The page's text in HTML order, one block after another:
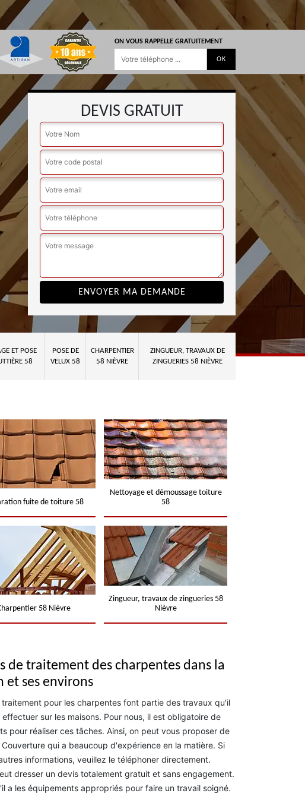
ON VOUS RAPPELLE GRATUITEMENT
DEVIS GRATUIT
ET POSE
58
POSE DE
VELUX 58
CHARPENTIER
58 NIÈVRE
ZINGUEUR, TRAVAUX DE
ZINGUERIES 58 NIÈVRE
fuite de toiture 58
Nettoyage et démoussage toiture
58
58 Nièvre
Zingueur, travaux de zingueries 58
Nièvre
de traitement des charpentes dans la
et ses environs
pour les charpentes font partie des travaux qu'il
sur les maisons. Pour nous, il est obligatoire de
pour réaliser ces tâches. Ainsi, on peut vous proposer de
qui a beaucoup d'expérience en la matière. Si
informations, veuillez le téléphoner directement.
dresser un devis totalement gratuit et sans engagement.
a les équipements appropriés pour faire un travail soigné.